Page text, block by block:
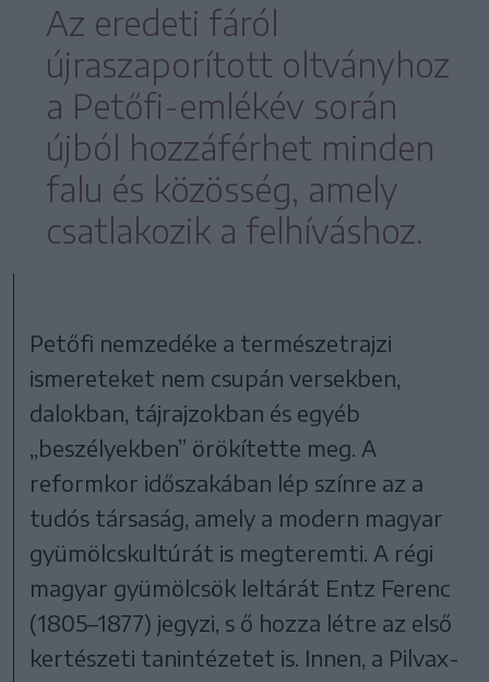
Az eredeti fáról
újraszaporított oltványhoz
a Petőfi-emlékév során
újból hozzáférhet minden
falu és közösség, amely
csatlakozik a felhíváshoz.
Petőfi nemzedéke a természetrajzi
ismereteket nem csupán versekben,
dalokban, tájrajzokban és egyéb
„beszélyekben” örökítette meg. A
reformkor időszakában lép színre az a
tudós társaság, amely a modern magyar
gyümölcskultúrát is megteremti. A régi
magyar gyümölcsök leltárát Entz Ferenc
(1805–1877) jegyzi, s ő hozza létre az első
kertészeti tanintézetet is. Innen, a Pilvax-